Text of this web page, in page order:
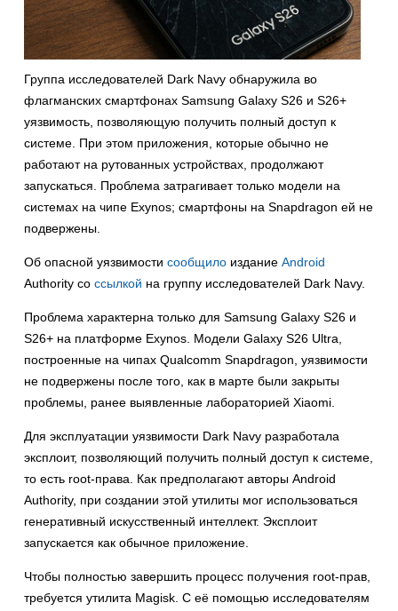
Группа исследователей Dark Navy обнаружила во
флагманских смартфонах Samsung Galaxy S26 и S26+
уязвимость, позволяющую получить полный доступ к
системе. При этом приложения, которые обычно не
работают на рутованных устройствах, продолжают
запускаться. Проблема затрагивает только модели на
системах на чипе Exynos; смартфоны на Snapdragon ей не
подвержены.
Об опасной уязвимости сообщило издание Android
Authority со ссылкой на группу исследователей Dark Navy.
Проблема характерна только для Samsung Galaxy S26 и
S26+ на платформе Exynos. Модели Galaxy S26 Ultra,
построенные на чипах Qualcomm Snapdragon, уязвимости
не подвержены после того, как в марте были закрыты
проблемы, ранее выявленные лабораторией Xiaomi.
Для эксплуатации уязвимости Dark Navy разработала
эксплоит, позволяющий получить полный доступ к системе,
то есть root-права. Как предполагают авторы Android
Authority, при создании этой утилиты мог использоваться
генеративный искусственный интеллект. Эксплоит
запускается как обычное приложение.
Чтобы полностью завершить процесс получения root-прав,
требуется утилита Magisk. С её помощью исследователям